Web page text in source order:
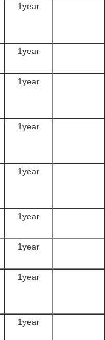
1year
1year
1year
1year
1year
1year
1year
1year
1year